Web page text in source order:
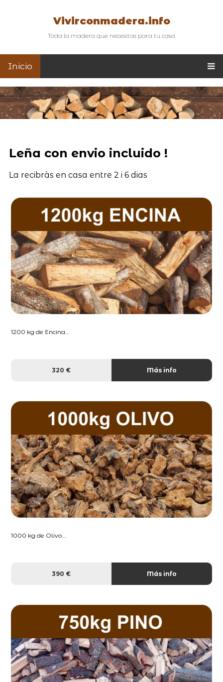
Vivirconmadera.info
Toda la madera que necesitas para tu casa
Inicio
Leña con envio incluido !
La recibràs en casa entre 2 i 6 dias
1200 kg de Encina...
320 € Más info
1000 kg de Olivo...
390 € Más info